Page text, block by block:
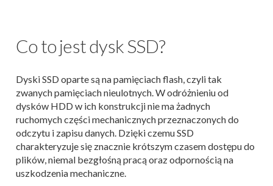
Co to jest dysk SSD?
Dyski SSD oparte są na pamięciach flash, czyli tak
zwanych pamięciach nieulotnych. W odróżnieniu od
dysków HDD w ich konstrukcji nie ma żadnych
ruchomych części mechanicznych przeznaczonych do
odczytu i zapisu danych. Dzięki czemu SSD
charakteryzuje się znacznie krótszym czasem dostępu do
plików, niemal bezgłośną pracą oraz odpornością na
uszkodzenia mechaniczne.